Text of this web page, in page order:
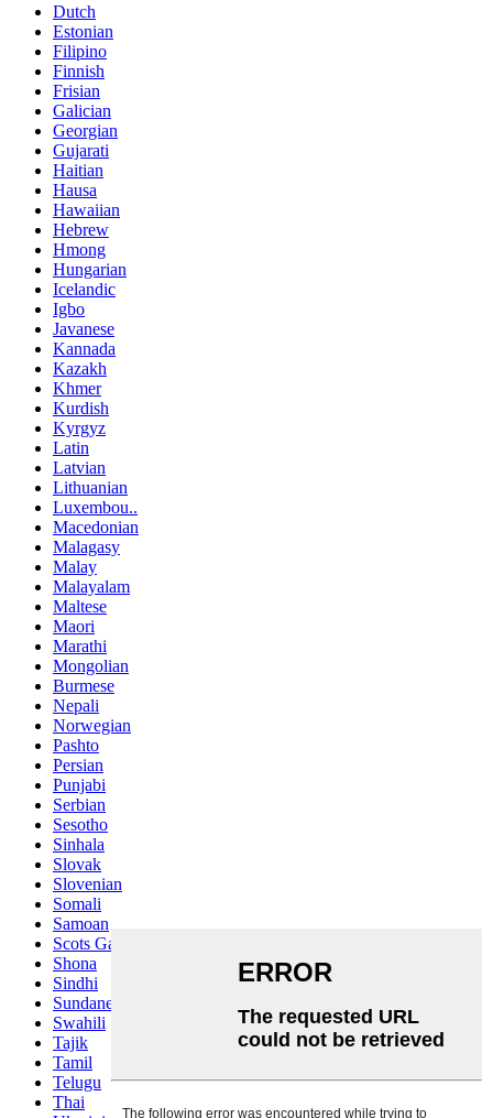
Dutch
Estonian
Filipino
Finnish
Frisian
Galician
Georgian
Gujarati
Haitian
Hausa
Hawaiian
Hebrew
Hmong
Hungarian
Icelandic
Igbo
Javanese
Kannada
Kazakh
Khmer
Kurdish
Kyrgyz
Latin
Latvian
Lithuanian
Luxembou..
Macedonian
Malagasy
Malay
Malayalam
Maltese
Maori
Marathi
Mongolian
Burmese
Nepali
Norwegian
Pashto
Persian
Punjabi
Serbian
Sesotho
Sinhala
Slovak
Slovenian
Somali
Samoan
Scots Gaelic
Shona
Sindhi
Sundanese
Swahili
Tajik
Tamil
Telugu
Thai